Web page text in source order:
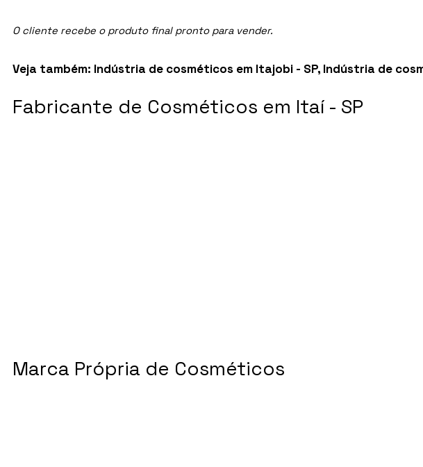
O cliente recebe o produto final pronto para vender.
Veja também: Indústria de cosméticos em Itajobi - SP, Indústria de
Fabricante de Cosméticos em Itaí - SP
Marca Própria de Cosméticos